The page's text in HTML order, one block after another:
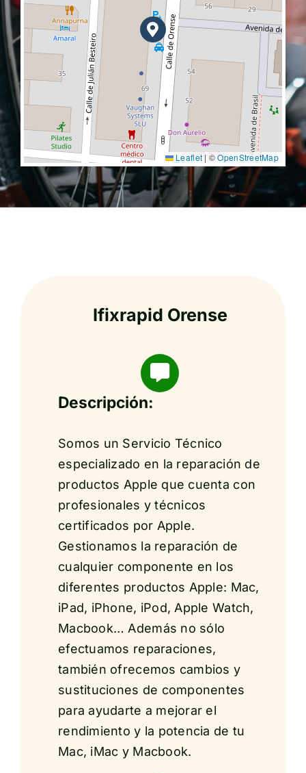
Leaflet |©OpenStreetMap
Ifixrapid Orense
Descripción:
Somos un Servicio Técnico
especializado en la reparación de
productos Apple que cuenta con
profesionales y técnicos
certificados por Apple.
Gestionamos la reparación de
cualquier componente en los
diferentes productos Apple: Mac,
iPad, iPhone, iPod, Apple Watch,
Macbook… Además no sólo
efectuamos reparaciones,
también ofrecemos cambios y
sustituciones de componentes
para ayudarte a mejorar el
rendimiento y la potencia de tu
Mac, iMac y Macbook.